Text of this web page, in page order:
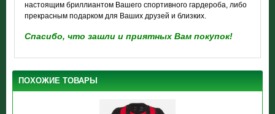
настоящим бриллиантом Вашего спортивного гардероба, либо
прекрасным подарком для Ваших друзей и близких.
Спасибо, что зашли и приятных Вам покупок!
ПОХОЖИЕ ТОВАРЫ